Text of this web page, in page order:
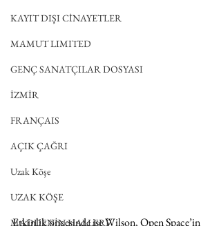
KAYIT DIŞI CİNAYETLER
MAMUT LIMITED
GENÇ SANATÇILAR DOSYASI
İZMİR
FRANÇAIS
AÇIK ÇAĞRI
Uzak Köşe
UZAK KÖŞE
MADDENİN HALLERİ
Etkinlik öncesinde ise Wilson, Open Space’in